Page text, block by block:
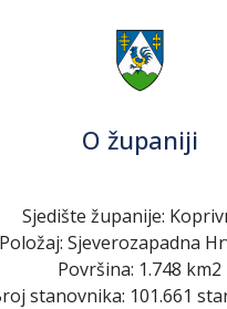
O županiji
Sjedište županije:
Položaj: Sjeverozapadna
Površina: 1.748 km2
stanovnika: 101.661